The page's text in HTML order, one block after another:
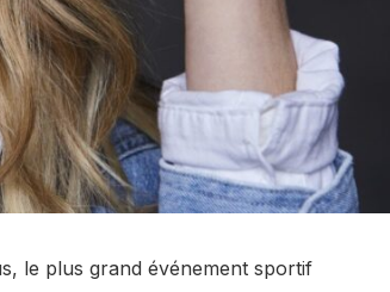
le plus grand événement sportif